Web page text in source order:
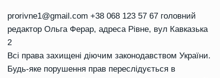
prorivne1@gmail.com +38 068 123 57 67 головний
редактор Ольга Ферар, адреса Рівне, вул Кавказька
2
Всі права захищені діючим законодавством України.
Будь-яке порушення прав переслідується в